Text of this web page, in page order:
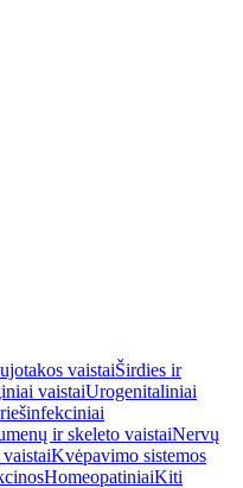
vaistaiŠirdies ir
vaistaiUrogenitaliniai
ir skeleto vaistaiNervų
Kvėpavimo sistemos
HomeopatiniaiKiti